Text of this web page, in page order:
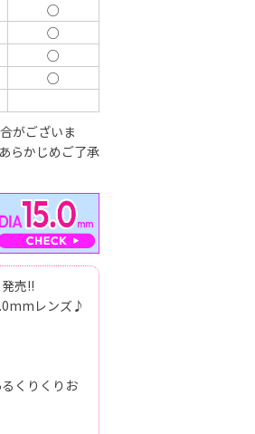
○
○
○
○
がございま
らかじめご了承
売!!
レンズ♪
くりくりお